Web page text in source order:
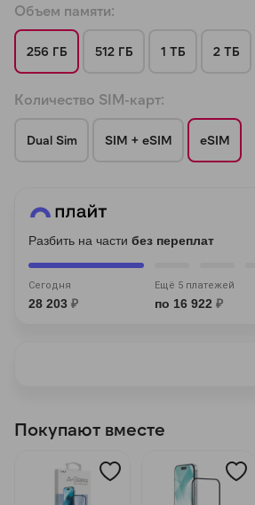
Объем памяти:
256 ГБ 512 ГБ 1 ТБ 2 ТБ
Количество SIM-карт:
Dual Sim SIM + eSIM eSIM
Разбить на части без переплат
Сегодня
28 203 ₽
Ещё 5 платежей
по 16 922 ₽
Покупают вместе